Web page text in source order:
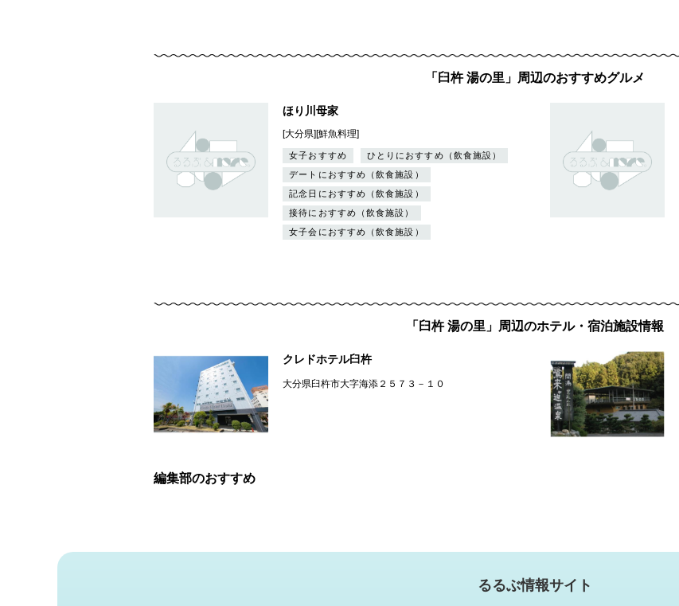
「臼杵 湯の里」周辺のおすすめグルメ
ほり川母家
[大分県][鮮魚料理]
女子おすすめ
ひとりにおすすめ（飲食施設）
デートにおすすめ（飲食施設）
記念日におすすめ（飲食施設）
接待におすすめ（飲食施設）
女子会におすすめ（飲食施設）
「臼杵 湯の里」周辺のホテル・宿泊施設情報
クレドホテル臼杵
大分県臼杵市大字海添２５７３－１０
編集部のおすすめ
るるぶ情報サイト